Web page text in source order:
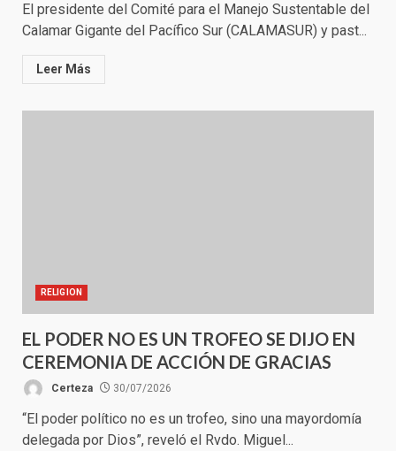
El presidente del Comité para el Manejo Sustentable del
Calamar Gigante del Pacífico Sur (CALAMASUR) y past...
Leer Más
RELIGION
EL PODER NO ES UN TROFEO SE DIJO EN
CEREMONIA DE ACCIÓN DE GRACIAS
Certeza 30/07/2026
“El poder político no es un trofeo, sino una mayordomía
delegada por Dios”, reveló el Rvdo. Miguel...